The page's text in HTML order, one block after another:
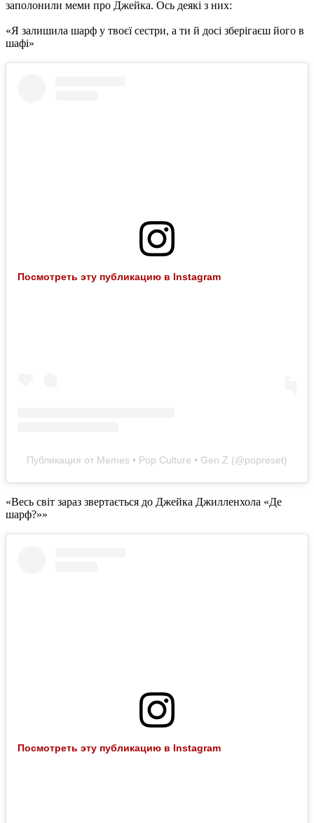
заполонили меми про Джейка. Ось деякі з них:
«Я залишила шарф у твоєї сестри, а ти й досі зберігаєш його в
шафі»
Посмотреть эту публикацию в Instagram
Публикация от Memes • Pop Culture • Gen Z (@popreset)
«Весь світ зараз звертається до Джейка Джилленхола «Де
шарф?»»
Посмотреть эту публикацию в Instagram